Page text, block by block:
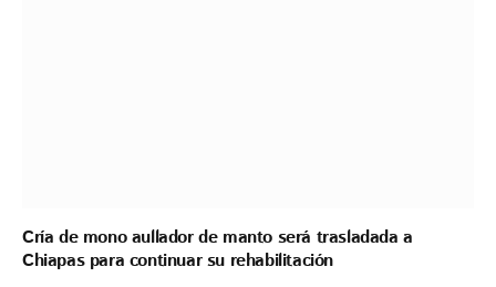
Cría de mono aullador de manto será trasladada a
Chiapas para continuar su rehabilitación